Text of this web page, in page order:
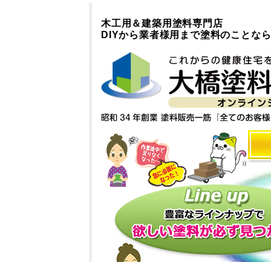
木工用＆建築用塗料専門店
DIYから業者様用まで塗料のことな